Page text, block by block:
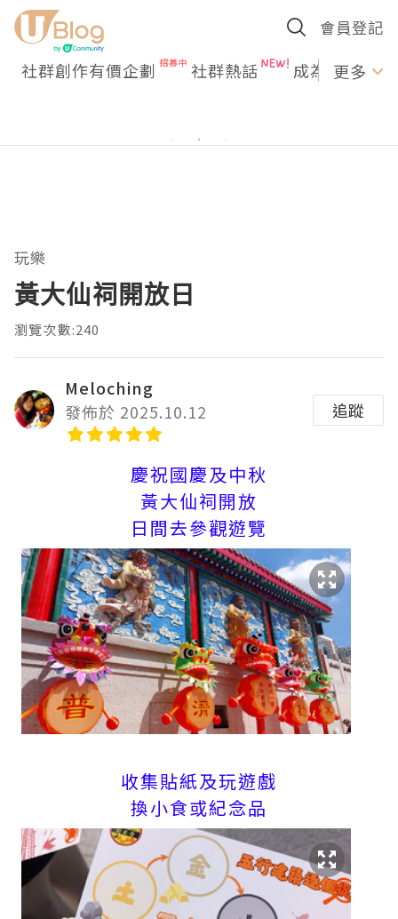
會員登記
社群創作有價企劃 社群熱話 成為U更多
玩樂
黃大仙祠開放日
瀏覽次數:240
Meloching
發佈於 2025.10.12
追蹤
慶祝國慶及中秋
黃大仙祠開放
日間去參觀遊覽
收集貼紙及玩遊戲
換小食或紀念品